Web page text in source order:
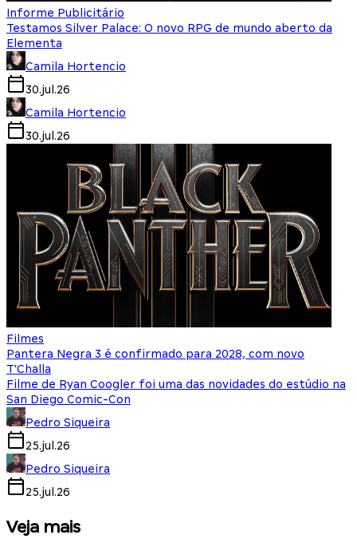
Informe Publicitário
Testamos Silver Palace: O novo RPG de mundo aberto da
Elementa
Camila Hortencio
30.jul.26
Camila Hortencio
30.jul.26
Filmes
Pantera Negra 3 é confirmado para 2028, com novo
T'Challa
Filme de Ryan Coogler foi uma das novidades do estúdio na
San Diego Comic-Con
Pedro Siqueira
25.jul.26
Pedro Siqueira
25.jul.26
Veja mais